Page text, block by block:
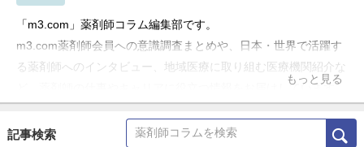
「m3.com」薬剤師コラム編集部です。
m3.com薬剤師会員への意識調査まとめや、日本・世界で活躍す
る薬剤師へのインタビュー、地域医療に取り組む医療機関紹介な
ど、薬剤師の仕事やキャリアに役立つ情報をお届けしています。
もっと見る
記事検索